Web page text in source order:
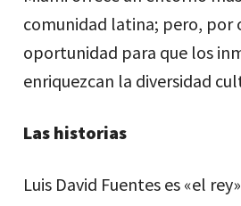
comunidad latina; pero, por
oportunidad para que los
enriquezcan la diversidad
Las historias
Luis David Fuentes es «el